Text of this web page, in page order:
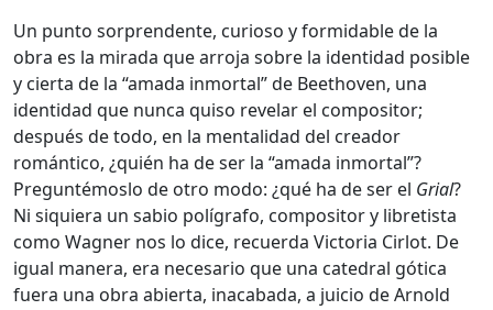
Un punto sorprendente, curioso y formidable de la
obra es la mirada que arroja sobre la identidad posible
y cierta de la “amada inmortal” de Beethoven, una
identidad que nunca quiso revelar el compositor;
después de todo, en la mentalidad del creador
romántico, ¿quién ha de ser la “amada inmortal”?
Preguntémoslo de otro modo: ¿qué ha de ser el Grial?
Ni siquiera un sabio polígrafo, compositor y libretista
como Wagner nos lo dice, recuerda Victoria Cirlot. De
igual manera, era necesario que una catedral gótica
fuera una obra abierta, inacabada, a juicio de Arnold